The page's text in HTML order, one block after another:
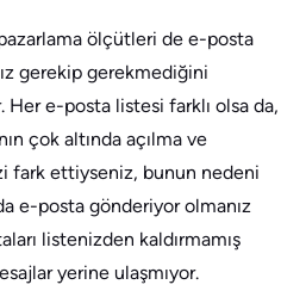
ölçütleri de e-posta
gerekip gerekmediğini
Her e-posta listesi farklı olsa da,
çok altında açılma ve
fark ettiyseniz, bunun nedeni
e-posta gönderiyor olmanız
listenizden kaldırmamış
yerine ulaşmıyor.